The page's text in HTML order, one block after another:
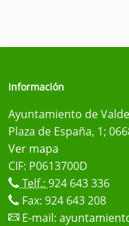
Información
Ayuntamiento de
Plaza de España, 1;
Ver mapa
CIF: P0613700D
Telf.: 924 643 336
Fax: 924 643 208
E-mail: